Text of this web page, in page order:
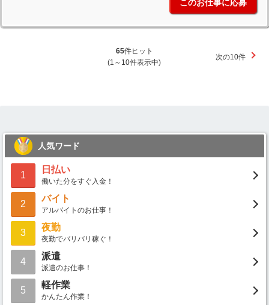
このお仕事に応募
65件ヒット
(1～10件表示中)
次の10件
人気ワード
1
日払い
働いた分をすぐ入金！
2
バイト
アルバイトのお仕事！
3
夜勤
夜勤でバリバリ稼ぐ！
4
派遣
派遣のお仕事！
5
軽作業
かんたん作業！